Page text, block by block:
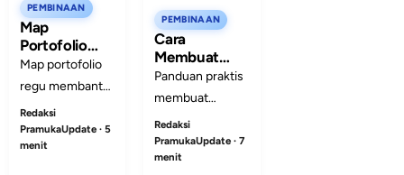
PEMBINAAN
Map
Portofolio
Regu: Cara
Sederhana
Jejak Latihan
dan Progres
Anggota
Map portofolio
regu membantu
pembina dan
peserta didik
menyimpan
Redaksi
PramukaUpdate · 5
menit
PEMBINAAN
Cara
Membuat
Evaluasi
Kegiatan
yang
Sederhana
dan
Panduan praktis
membuat
evaluasi
kegiatan
Pramuka yang
Redaksi
PramukaUpdate · 7
menit